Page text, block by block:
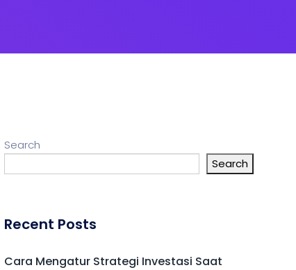
Search
Search
Recent Posts
Cara Mengatur Strategi Investasi Saat